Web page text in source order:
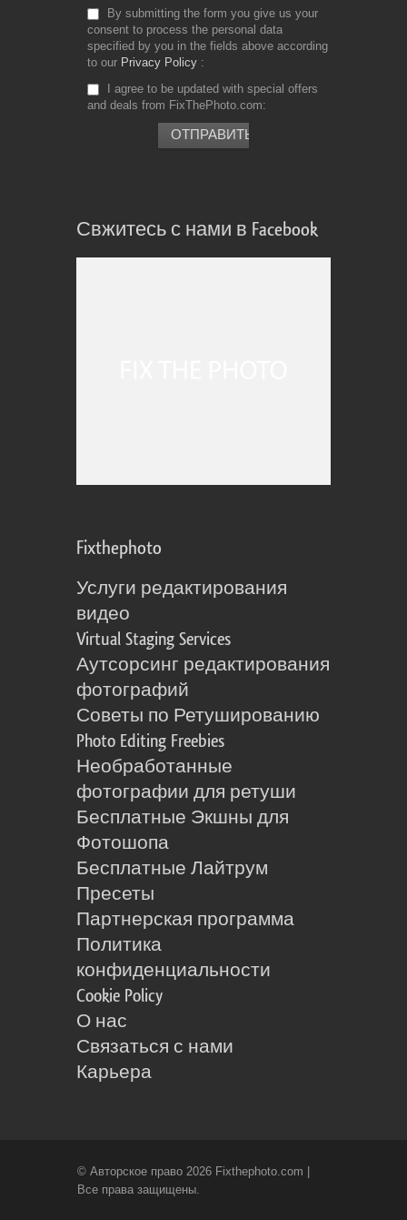
By submitting the form you give us your
consent to process the personal data
specified by you in the fields above according
to our Privacy Policy
I agree to be updated with special offers
and deals from FixThePhoto.com
Свжитесь с нами в Facebook
Fixthephoto
Услуги редактирования
видео
Virtual Staging Services
Аутсорсинг редактирования
фотографий
Советы по Ретушированию
Photo Editing Freebies
Необработанные
фотографии для ретуши
Бесплатные Экшны для
Фотошопа
Бесплатные Лайтрум
Пресеты
Партнерская программа
Политика
конфиденциальности
Cookie Policy
О нас
Связаться с нами
Карьера
© Авторское право 2026 Fixthephoto.com |
Все права защищены.